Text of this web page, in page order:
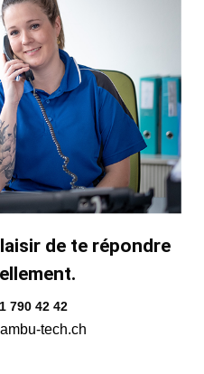
de te répondre
790 42 42
tech.ch